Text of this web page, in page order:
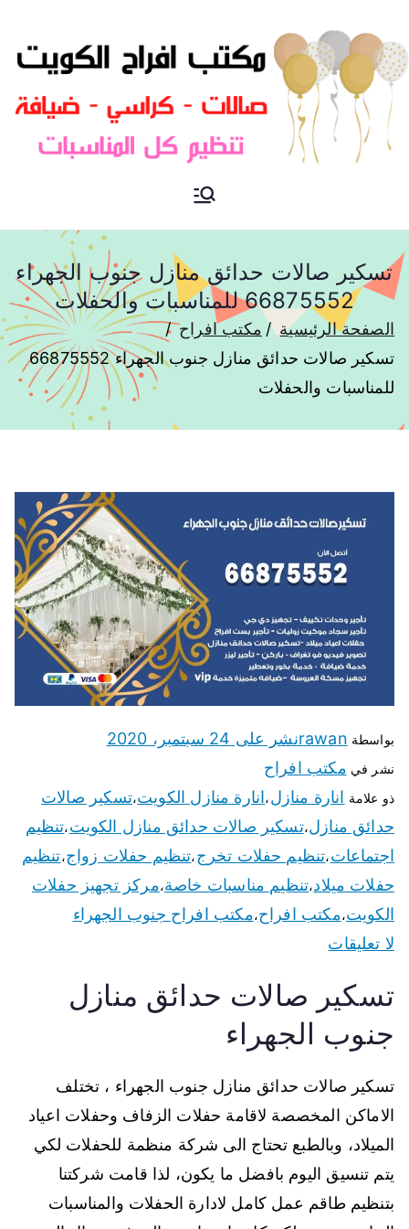
مكتب افراح و مناسبات و زواج و
تسكير صالات حدائق منازل جنوب الجهراء
66875552 للمناسبات والحفلات
الصفحة الرئيسية
مكتب افراح
تسكير صالات حدائق منازل جنوب الجهراء 66875552
للمناسبات والحفلات
بواسطة rawanنشر على 24 سبتمبر، 2020
نشر في مكتب افراح
ذو علامة انارة منازل،انارة منازل الكويت،تسكير صالات
حدائق منازل،تسكير صالات حدائق منازل الكويت،تنظيم
اجتماعات،تنظيم حفلات تخرج،تنظيم حفلات زواج،تنظيم
حفلات ميلاد،تنظيم مناسبات خاصة،مركز تجهيز حفلات
الكويت،مكتب افراح،مكتب افراح جنوب الجهراء
لا تعليقات
تسكير صالات حدائق منازل
جنوب الجهراء
تسكير صالات حدائق منازل جنوب الجهراء ، تختلف
الاماكن المخصصة لاقامة حفلات الزفاف وحفلات اعياد
الميلاد، وبالطبع تحتاج الى شركة منظمة للحفلات لكي
يتم تنسيق اليوم بافضل ما يكون، لذا قامت شركتنا
بتنظيم طاقم عمل كامل لادارة الحفلات والمناسبات